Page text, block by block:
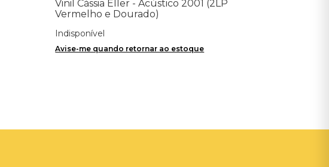
Vinil Cássia Eller - Acústico 2001 (2LP
Vermelho e Dourado)
Indisponível
Avise-me quando retornar ao estoque